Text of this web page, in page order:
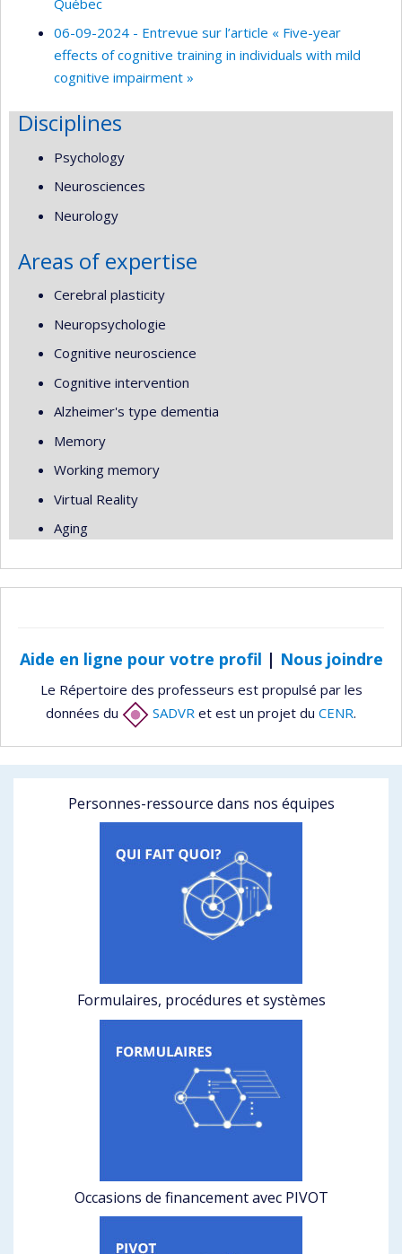
06-09-2024 - Entrevue sur l’article « Five-year
effects of cognitive training in individuals with mild
cognitive impairment »
Disciplines
Psychology
Neurosciences
Neurology
Areas of expertise
Cerebral plasticity
Neuropsychologie
Cognitive neuroscience
Cognitive intervention
Alzheimer's type dementia
Memory
Working memory
Virtual Reality
Aging
Aide en ligne pour votre profil | Nous joindre
Le Répertoire des professeurs est propulsé par les
données du
SADVR et est un projet du CENR.
Personnes-ressource dans nos équipes
Formulaires, procédures et systèmes
Occasions de financement avec PIVOT